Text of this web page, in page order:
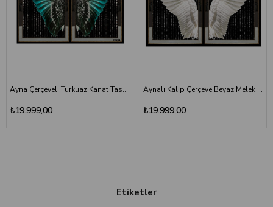
Ayna Çerçeveli Turkuaz Kanat Tasarımlı 2'li Cam Tablo Seti
₺19.999,00
Aynalı Kalıp Çerçeve Beyaz Melek Kanadı İkili Tablo
₺19.999,00
Etiketler